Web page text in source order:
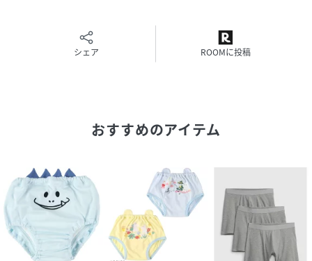
シェア ROOMに投稿
おすすめのアイテム